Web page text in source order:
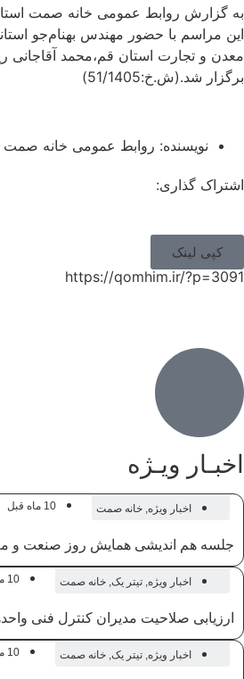
به گزارش روابط عمومی خانه صمت استان قم، هم‌زمان با سفر
این مراسم با حضور مهندس بهنام‌جو
معدن و تجارت استان قم،محمد
برگزار شد.(ش.خ:51/1405)
نویسنده: روابط عمومی خانه صمت
اشتراک گذاری:
کپی لینک
https://qomhim.ir/?p=3091
اخبـار ویـژه
اخبار ویژه خانه صمت 10 ماه قبل
جلسه هم اندیشی همایش روز صنعت و
اخبار ویژه تیتر یک خانه صمت 10 ماه قبل
ارزیابی صلاحیت مدیران کنترل فنی
اخبار ویژه تیتر یک خانه صمت 10 ماه قبل